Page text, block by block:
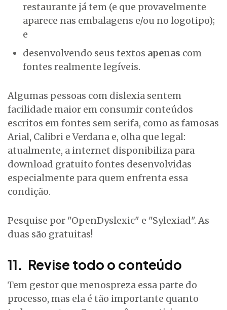
restaurante já tem (e que provavelmente
aparece nas embalagens e/ou no logotipo);
e
desenvolvendo seus textos apenas com
fontes realmente legíveis.
Algumas pessoas com dislexia sentem
facilidade maior em consumir conteúdos
escritos em fontes sem serifa, como as famosas
Arial, Calibri e Verdana e, olha que legal:
atualmente, a internet disponibiliza para
download gratuito fontes desenvolvidas
especialmente para quem enfrenta essa
condição.
Pesquise por "OpenDyslexic" e "Sylexiad". As
duas são gratuitas!
11. Revise todo o conteúdo
Tem gestor que menospreza essa parte do
processo, mas ela é tão importante quanto